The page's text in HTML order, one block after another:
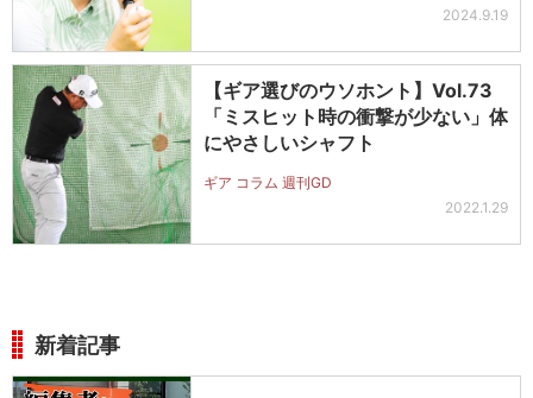
2024.9.19
【ギア選びのウソホント】Vol.73
「ミスヒット時の衝撃が少ない」体
にやさしいシャフト
ギア コラム 週刊GD
2022.1.29
新着記事